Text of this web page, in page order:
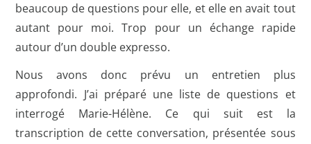
beaucoup de questions pour elle, et elle en avait tout
autant pour moi. Trop pour un échange rapide
autour d’un double expresso.
Nous avons donc prévu un entretien plus
approfondi. J’ai préparé une liste de questions et
interrogé Marie-Hélène. Ce qui suit est la
transcription de cette conversation, présentée sous